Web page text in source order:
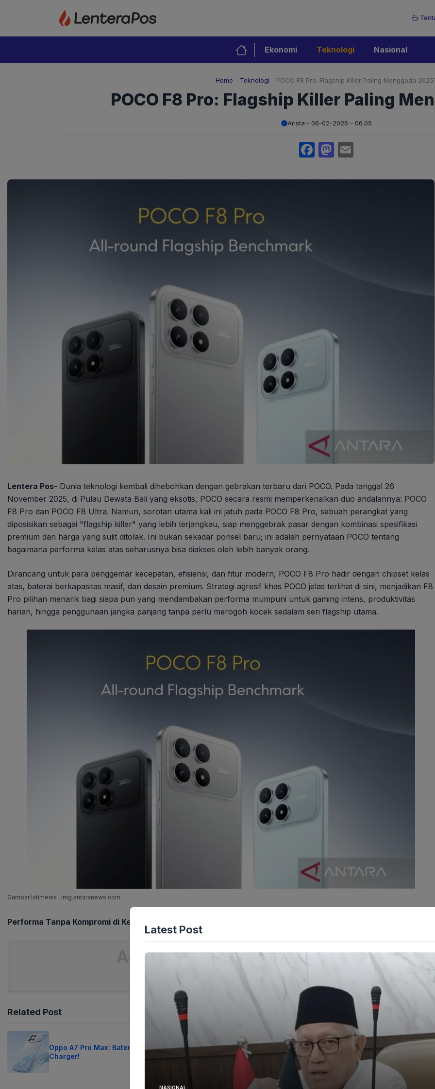
Ekonomi Teknologi Nasional
Home - Teknologi - POCO F8 Pro: Flagship Killer Paling Menggoda
POCO F8 Pro: Flagship Killer Paling
Arista 06-02-2026 - 06.05
Facebook
Mastodon
Lentera Pos- Dunia teknologi kembali dihebohkan dengan gebrakan terbaru dari POCO. Pada tanggal 26
November 2025, di Pulau Dewata Bali yang eksotis, POCO secara resmi memperkenalkan duo andalannya: POCO
F8 Pro dan POCO F8 Ultra. Namun, sorotan utama kali ini jatuh pada POCO F8 Pro, sebuah perangkat yang
diposisikan sebagai "flagship killer" yang lebih terjangkau, siap menggebrak pasar dengan kombinasi spesifikasi
premium dan harga yang sulit ditolak. Ini bukan sekadar ponsel baru; ini adalah pernyataan POCO tentang
bagaimana performa kelas atas seharusnya bisa diakses oleh lebih banyak orang.
Dirancang untuk para penggemar kecepatan, efisiensi, dan fitur modern, POCO F8 Pro hadir dengan chipset kelas
atas, baterai berkapasitas masif, dan desain premium. Strategi agresif khas POCO jelas terlihat di sini, menjadikan F8
Pro pilihan menarik bagi siapa pun yang mendambakan performa mumpuni untuk gaming intens, produktivitas
harian, hingga penggunaan jangka panjang tanpa perlu merogoh kocek sedalam seri flagship utama.
Gambar Istimewa : img.antaranews.com
Performa Tanpa Kompromi di Kelasnya
Related Post
Oppo A7 Pro Max: Baterai 10.000 mAh, Lupakan
Charger!
GTA 6: Dunia Baru, Cinta Terlarang, dan
Konspirasi!
Latest Post
NASIONAL